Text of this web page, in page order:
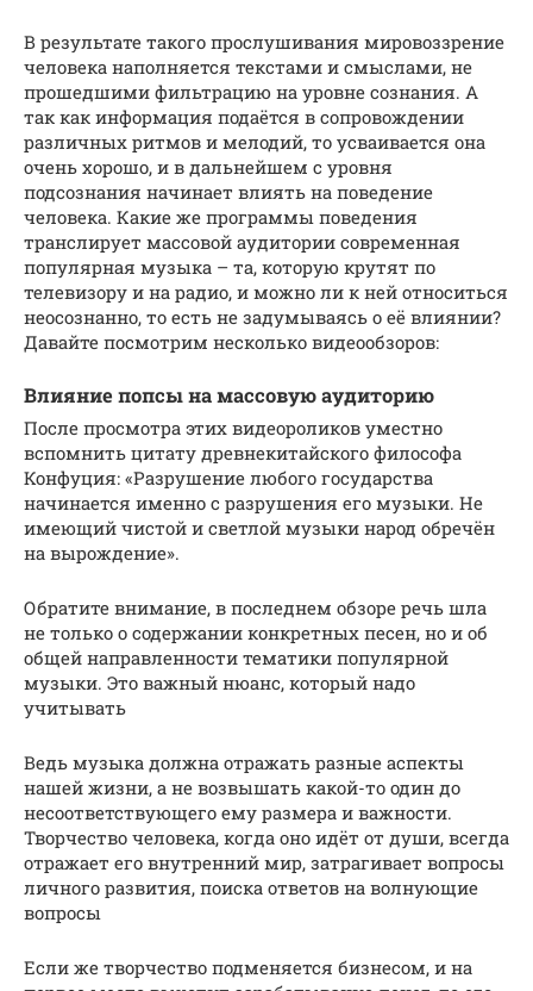
В результате такого прослушивания мировоззрение
человека наполняется текстами и смыслами, не
прошедшими фильтрацию на уровне сознания. А
так как информация подаётся в сопровождении
различных ритмов и мелодий, то усваивается она
очень хорошо, и в дальнейшем с уровня
подсознания начинает влиять на поведение
человека. Какие же программы поведения
транслирует массовой аудитории современная
популярная музыка – та, которую крутят по
телевизору и на радио, и можно ли к ней относиться
неосознанно, то есть не задумываясь о её влиянии?
Давайте посмотрим несколько видеообзоров:
Влияние попсы на массовую аудиторию
После просмотра этих видеороликов уместно
вспомнить цитату древнекитайского философа
Конфуция: «Разрушение любого государства
начинается именно с разрушения его музыки. Не
имеющий чистой и светлой музыки народ обречён
на вырождение».
Обратите внимание, в последнем обзоре речь шла
не только о содержании конкретных песен, но и об
общей направленности тематики популярной
музыки. Это важный нюанс, который надо
учитывать
Ведь музыка должна отражать разные аспекты
нашей жизни, а не возвышать какой-то один до
несоответствующего ему размера и важности.
Творчество человека, когда оно идёт от души, всегда
отражает его внутренний мир, затрагивает вопросы
личного развития, поиска ответов на волнующие
вопросы
Если же творчество подменяется бизнесом, и на